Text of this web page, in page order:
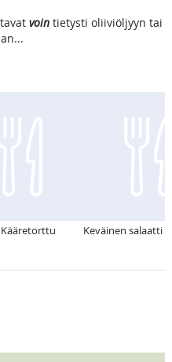
vointietysti oliiviöljyyn tai
Keväinen salaatti